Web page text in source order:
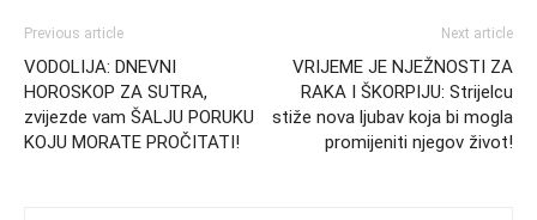
Previous article
VODOLIJA: DNEVNI
HOROSKOP ZA SUTRA,
zvijezde vam ŠALJU PORUKU
KOJU MORATE PROČITATI!
Next article
VRIJEME JE NJEŽNOSTI ZA
RAKA I ŠKORPIJU: Strijelcu
stiže nova ljubav koja bi mogla
promijeniti njegov život!